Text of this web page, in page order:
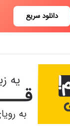
دانلود سریع